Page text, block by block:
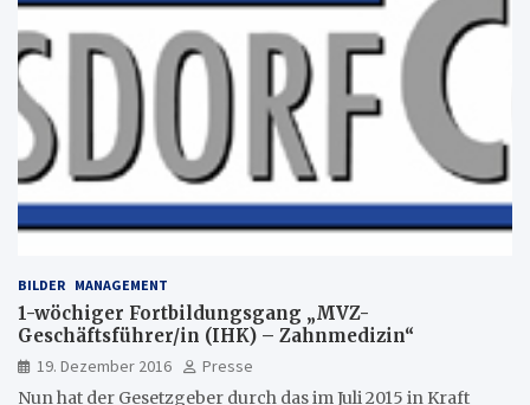
BILDER MANAGEMENT
1-wöchiger Fortbildungsgang „MVZ-
Geschäftsführer/in (IHK) – Zahnmedizin“
19. Dezember 2016
Presse
Nun hat der Gesetzgeber durch das im Juli 2015 in Kraft